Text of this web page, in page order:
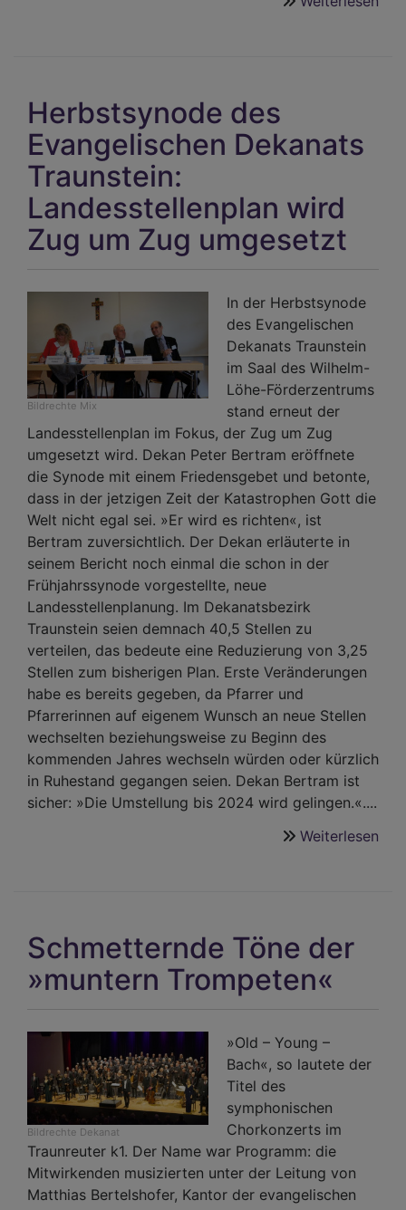
Herbstsynode des
Evangelischen Dekanats
Traunstein:
Landesstellenplan wird
Zug um Zug umgesetzt
Bildrechte Mix
In der Herbstsynode
des Evangelischen
Dekanats Traunstein
im Saal des Wilhelm-
Löhe-Förderzentrums
stand erneut der
Landesstellenplan im Fokus, der Zug um Zug
umgesetzt wird. Dekan Peter Bertram eröffnete
die Synode mit einem Friedensgebet und betonte,
dass in der jetzigen Zeit der Katastrophen Gott die
Welt nicht egal sei. »Er wird es richten«, ist
Bertram zuversichtlich. Der Dekan erläuterte in
seinem Bericht noch einmal die schon in der
Frühjahrssynode vorgestellte, neue
Landesstellenplanung. Im Dekanatsbezirk
Traunstein seien demnach 40,5 Stellen zu
verteilen, das bedeute eine Reduzierung von 3,25
Stellen zum bisherigen Plan. Erste Veränderungen
habe es bereits gegeben, da Pfarrer und
Pfarrerinnen auf eigenem Wunsch an neue Stellen
wechselten beziehungsweise zu Beginn des
kommenden Jahres wechseln würden oder kürzlich
in Ruhestand gegangen seien. Dekan Bertram ist
sicher: »Die Umstellung bis 2024 wird gelingen.«....
Weiterlesen
Schmetternde Töne der
»muntern Trompeten«
Bildrechte Dekanat
»Old – Young –
Bach«, so lautete der
Titel des
symphonischen
Chorkonzerts im
Traunreuter k1. Der Name war Programm: die
Mitwirkenden musizierten unter der Leitung von
Matthias Bertelshofer, Kantor der evangelischen